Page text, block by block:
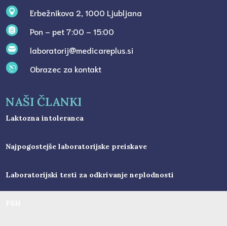
 Erbežnikova 2, 1000 Ljubljana
 Pon – pet 7:00 – 15:00
 laboratorij@medicareplus.si
l Obrazec za kontakt
NAŠI ČLANKI
Laktozna intoleranca
Najpogostejše laboratorijske preiskave
Laboratorijski testi za odkrivanje neplodnosti